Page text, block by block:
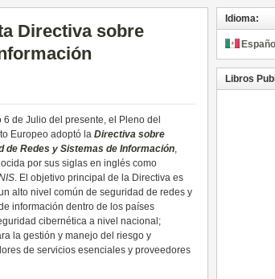
Directiva sobre
6 de Julio del presente, el Pleno del
Europeo adoptó la Directiva sobre
de Redes y Sistemas de Información,
por sus siglas en inglés como
. El objetivo principal de la Directiva es
alto nivel común de seguridad de redes y
información dentro de los países
cibernética a nivel nacional;
la gestión y manejo del riesgo y
de servicios esenciales y proveedores
Idioma:
Español
Libros